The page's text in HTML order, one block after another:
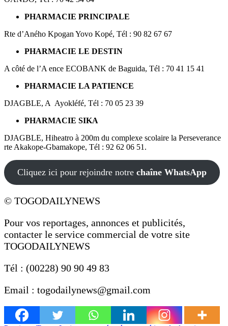
PHARMACIE PRINCIPALE
Rte d’Aného Kpogan Yovo Kopé, Tél : 90 82 67 67
PHARMACIE LE DESTIN
A côté de l’A ence ECOBANK de Baguida, Tél : 70 41 15 41
PHARMACIE LA PATIENCE
DJAGBLE, A Ayokléfé, Tél : 70 05 23 39
PHARMACIE SIKA
DJAGBLE, Hiheatro à 200m du complexe scolaire la Perseverance
rte Akakope-Gbamakope, Tél : 92 62 06 51.
Cliquez ici pour rejoindre notre chaîne WhatsApp
© TOGODAILYNEWS
Pour vos reportages, annonces et publicités,
contacter le service commercial de votre site
TOGODAILYNEWS
Tél : (00228) 90 90 49 83
Email : togodailynews@gmail.com